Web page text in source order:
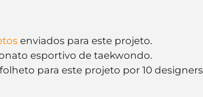
enviados para este projeto.
esportivo de taekwondo.
para este projeto por 10 designers